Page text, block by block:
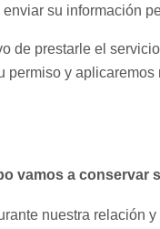
su información
de prestarle el
permiso y
vamos a conservar
nuestra relación